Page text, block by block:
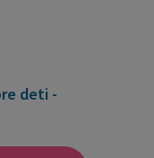
deti -